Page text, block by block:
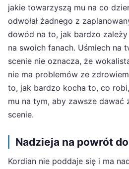
jakie towarzyszą mu na co
odwołał żadnego z
dowód na to, jak bardzo
na swoich fanach. Uśmiech na
scenie nie oznacza, że
nie ma problemów ze
to, jak bardzo kocha to, co
mu na tym, aby zawsze dawać
scenie.
Nadzieja na powrót
Kordian nie poddaje się i ma